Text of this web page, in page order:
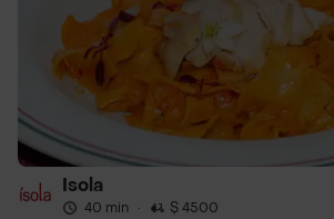
Isola
40 min · $ 4500